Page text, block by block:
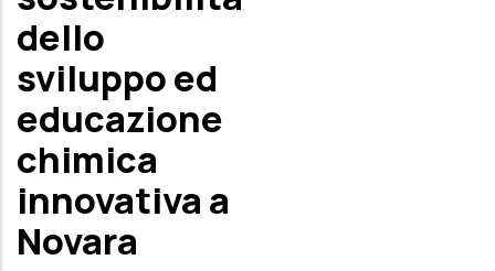
dello
sviluppo ed
educazione
chimica
innovativa a
Novara